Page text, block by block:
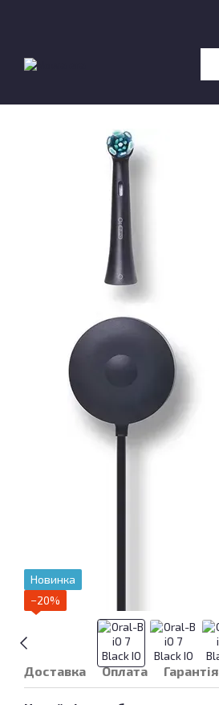
Новинка
−20%
Доставка Оплата Гарантія